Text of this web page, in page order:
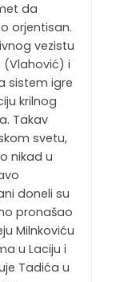
da
orjentisan.
vezistu
i
sistem igre
krilnog
Takav
svetu,
nikad u
doneli su
pronašao
Milnkoviću
u Laciju i
Tadića u